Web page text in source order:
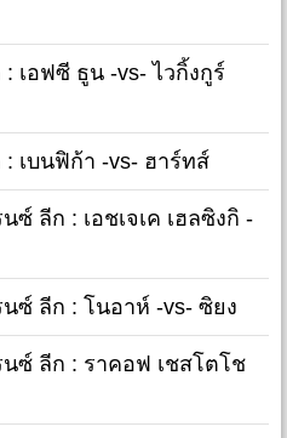
เอฟซี ธูน -vs- ไวกิ้งกูร์
เบนฟิก้า -vs- ฮาร์ทส์
ซ์ ลีก : เอชเจเค เฮลซิงกิ -
ซ์ ลีก : โนอาห์ -vs- ซิยง
นซ์ ลีก : ราคอฟ เชสโตโช